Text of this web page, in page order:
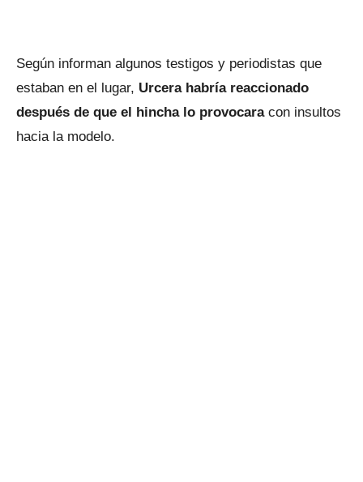
Según informan algunos testigos y periodistas que
estaban en el lugar, Urcera habría reaccionado
después de que el hincha lo provocaracon insultos
hacia la modelo.